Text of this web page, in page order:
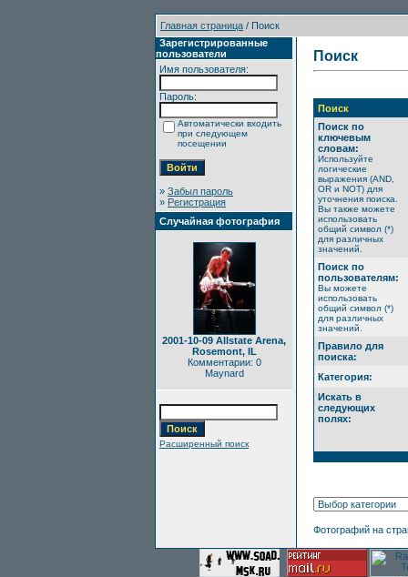
Главная страница / Поиск
Зарегистрированные
пользователи
Имя пользователя:
Пароль:
Автоматически входить
при следующем
посещении
» Забыл пароль
» Регистрация
Случайная фотография
2001-10-09 Allstate Arena,
Rosemont, IL
Комментарии: 0
Maynard
Расширенный поиск
Поиск
Поиск
Поиск по
ключевым
словам:
Используйте
логические
выражения (AND,
OR и NOT) для
уточнения поиска.
Вы также можете
использовать
общий символ (*)
для различных
значений.
Поиск по
пользователям:
Вы можете
использовать
общий символ (*)
для различных
значений.
Правило для
поиска:
Категория:
Искать в
следующих
полях:
Фотографий на